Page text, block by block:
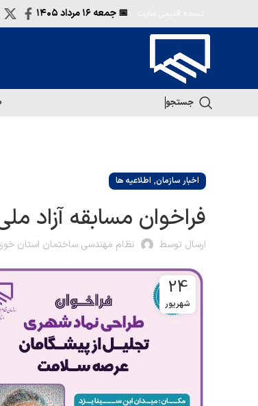
📅 جمعه
جستجو
اخبار سازمان, اطلاعیه ها
فراخوان مسابقه آزاد
ارسال توسط نظام مهندسی ساختمان استان
24
شهریور